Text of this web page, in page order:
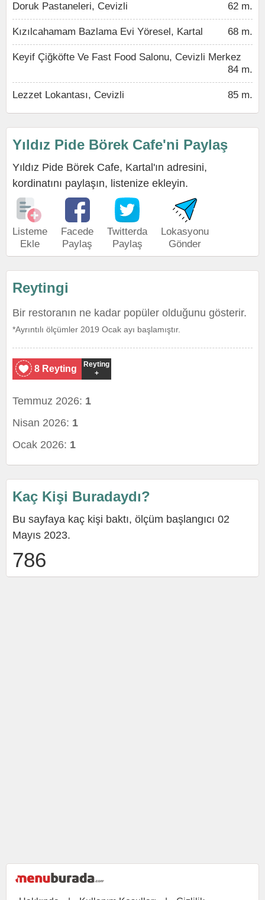
Doruk Pastaneleri, Cevizli 62 m.
Kızılcahamam Bazlama Evi Yöresel, Kartal 68 m.
Keyif Çiğköfte Ve Fast Food Salonu, Cevizli Merkez
84 m.
Lezzet Lokantası, Cevizli 85 m.
Yıldız Pide Börek Cafe'ni Paylaş
Yıldız Pide Börek Cafe, Kartal'ın adresini,
kordinatını paylaşın, listenize ekleyin.
Listeme
Ekle
Facede
Paylaş
Twitterda
Paylaş
Lokasyonu
Gönder
Reytingi
Bir restoranın ne kadar popüler olduğunu gösterir.
*Ayrıntılı ölçümler 2019 Ocak ayı başlamıştır.
8 Reyting
Reyting
+
Temmuz 2026: 1
Nisan 2026: 1
Ocak 2026: 1
Kaç Kişi Buradaydı?
Bu sayfaya kaç kişi baktı, ölçüm başlangıcı 02
Mayıs 2023.
786